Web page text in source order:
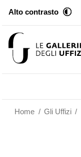
Alto contrasto
Home / Gli Uffizi /